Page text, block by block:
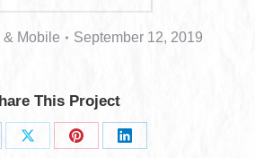
& Mobile September 12, 2019
This Project
Share
Share
Share